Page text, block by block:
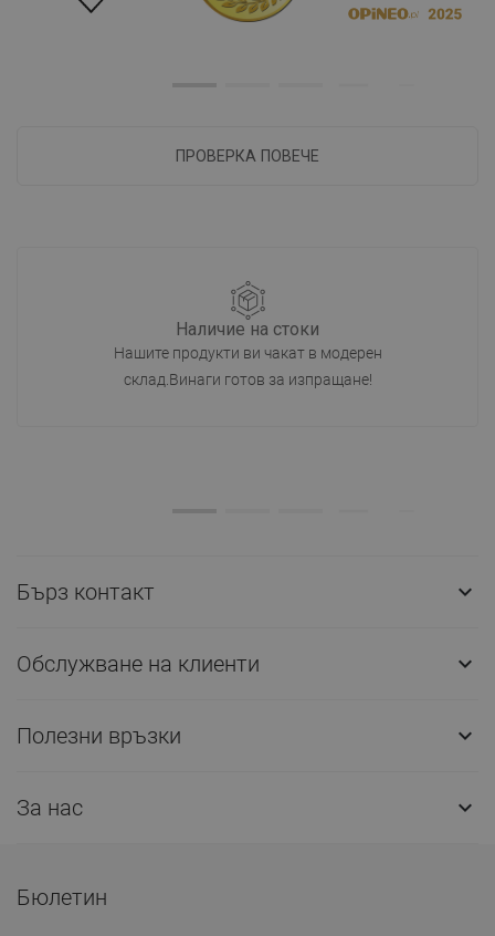
ПРОВЕРКА ПОВЕЧЕ
Наличие на стоки
Нашите продукти ви чакат в модерен
склад.Винаги готов за изпращане!
Бърз контакт 
Обслужване на клиенти 
Полезни връзки 
За нас 
Бюлетин